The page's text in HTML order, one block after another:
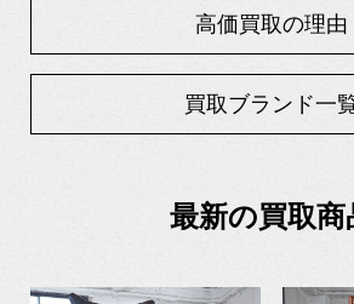
高価買取の理由
買取ブランド一
最新の買取商